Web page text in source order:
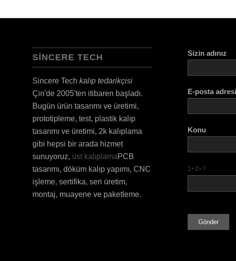
SINCERE TECH
Sincere Tech kalıp tedarikçisi
Çin'de 2005'ten itibaren başladı.
Bugün ürün tasarımı ve üretimi,
prototipleme, test, plastik kalıp
tasarımı ve üretimi, 2k kalıplama
gibi hepsi bir arada hizmet
sunuyoruz, üst kalıplamaPCB
tasarımı, döküm kalıp yapımı, CNC
işleme, sertifika, seri üretim,
montaj, muayene ve paketleme.
Sizin adınız
E-posta
Konu
1+2=?